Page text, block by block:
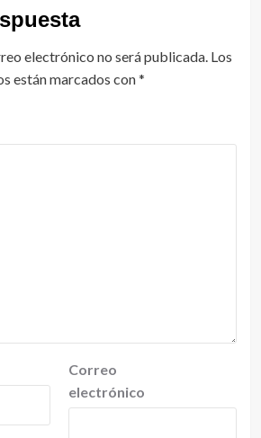
electrónico no será publicada. Los
están marcados con*
Correo
electrónico